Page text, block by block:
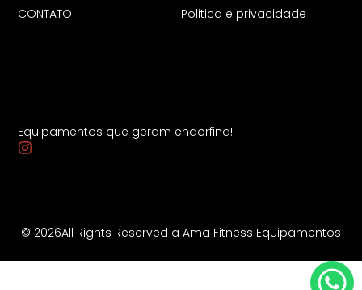
Equipamentos que geram endorfina!
Politica e privacidade
CONTATO
© 2026All Rights Reserved a Ama Fitness Equipamentos